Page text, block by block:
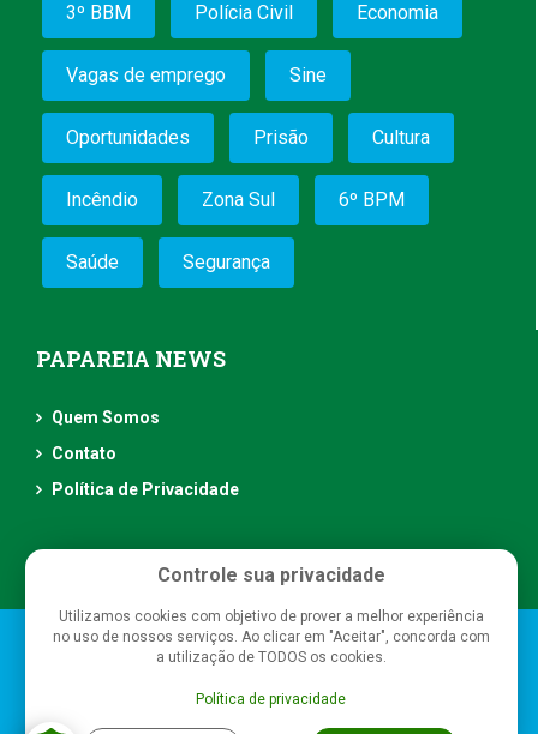
3º BBM Polícia Civil Economia
Vagas de emprego Sine
Oportunidades Prisão Cultura
Incêndio Zona Sul 6º BPM
Saúde Segurança
PAPAREIA NEWS
Quem Somos
Contato
Política de Privacidade
Papareia News - Todos os direitos reservados
Controle sua privacidade
Utilizamos cookies com objetivo de prover a melhor experiência
no uso de nossos serviços. Ao clicar em "Aceitar", concorda com
a utilização de TODOS os cookies.
Política de privacidade